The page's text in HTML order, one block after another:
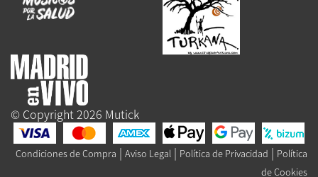
© Copyright 2026 Mutick
Condiciones de Compra | Aviso Legal | Política de Privacidad | Política
de Cookies